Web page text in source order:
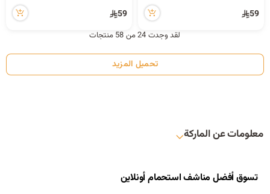
8 مشاهدة مؤخراً
59
59
لقد وجدت 24 من 58 منتجات
تحميل المزيد
معلومات عن الماركة
تسوق أفضل مناشف استحمام أونلاين